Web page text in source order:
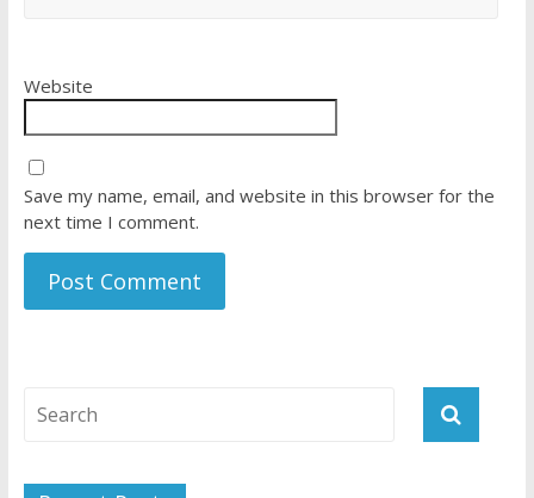
Website
Save my name, email, and website in this browser for the
next time I comment.